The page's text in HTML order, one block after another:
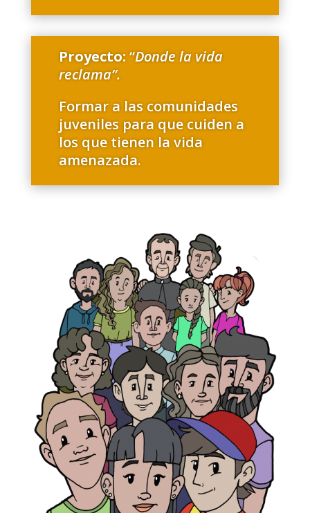
Proyecto: “Donde la vida
reclama”.
Formar a las comunidades
juveniles para que cuiden a
los que tienen la vida
amenazada.